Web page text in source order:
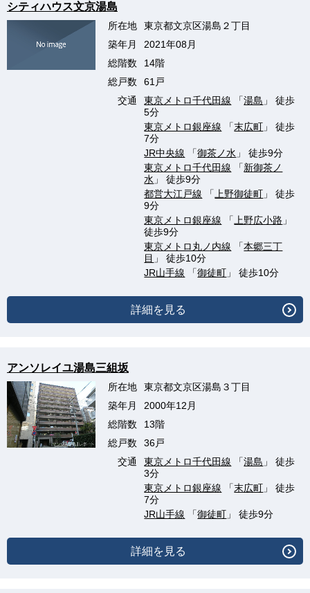
シティハウス文京湯島
所在地
東京都文京区湯島２丁目
築年月
2021年08月
総階数
14階
総戸数
61戸
交通
東京メトロ千代田線 「湯島 」 徒歩
5分
東京メトロ銀座線 「末広町 」 徒歩
7分
JR中央線 「御茶ノ水 」 徒歩9分
東京メトロ千代田線 「新御茶ノ
水 」 徒歩9分
都営大江戸線 「 上野御徒町 」 徒歩
9分
東京メトロ銀座線 「 上野広小路 」
徒歩9分
東京メトロ丸ノ内線 「本郷三丁
目 」 徒歩10分
JR山手線 「御徒町 」 徒歩10分
詳細を見る
アンソレイユ湯島三組坂
所在地
東京都文京区湯島３丁目
築年月
2000年12月
総階数
13階
総戸数
36戸
交通
東京メトロ千代田線 「湯島 」 徒歩
3分
東京メトロ銀座線 「末広町 」 徒歩
7分
JR山手線 「御徒町 」 徒歩9分
詳細を見る